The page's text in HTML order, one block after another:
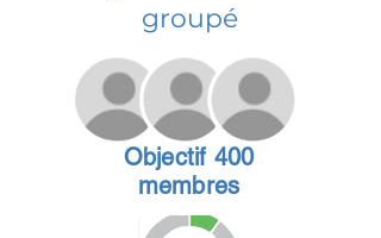
groupé
Objectif 400
membres